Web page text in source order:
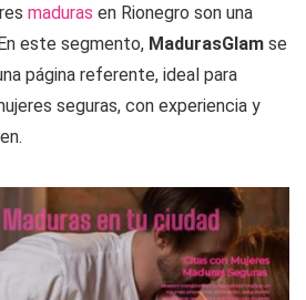
maduras en Rionegro son una
este segmento, MadurasGlam se
página referente, ideal para
seguras, con experiencia y